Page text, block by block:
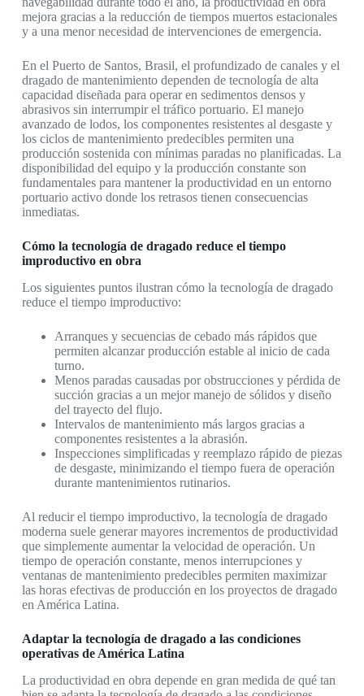
mejora gracias a la reducción de tiempos muertos estacionales
y a una menor necesidad de intervenciones de emergencia.
En el Puerto de Santos, Brasil, el profundizado de canales y el
dragado de mantenimiento dependen de tecnología de alta
capacidad diseñada para operar en sedimentos densos y
abrasivos sin interrumpir el tráfico portuario. El manejo
avanzado de lodos, los componentes resistentes al desgaste y
los ciclos de mantenimiento predecibles permiten una
producción sostenida con mínimas paradas no planificadas. La
disponibilidad del equipo y la producción constante son
fundamentales para mantener la productividad en un entorno
portuario activo donde los retrasos tienen consecuencias
inmediatas.
Cómo la tecnología de dragado reduce el tiempo
improductivo en obra
Los siguientes puntos ilustran cómo la tecnología de dragado
reduce el tiempo improductivo:
Arranques y secuencias de cebado más rápidos que
permiten alcanzar producción estable al inicio de cada
turno.
Menos paradas causadas por obstrucciones y pérdida de
succión gracias a un mejor manejo de sólidos y diseño
del trayecto del flujo.
Intervalos de mantenimiento más largos gracias a
componentes resistentes a la abrasión.
Inspecciones simplificadas y reemplazo rápido de piezas
de desgaste, minimizando el tiempo fuera de operación
durante mantenimientos rutinarios.
Al reducir el tiempo improductivo, la tecnología de dragado
moderna suele generar mayores incrementos de productividad
que simplemente aumentar la velocidad de operación. Un
tiempo de operación constante, menos interrupciones y
ventanas de mantenimiento predecibles permiten maximizar
las horas efectivas de producción en los proyectos de dragado
en América Latina.
Adaptar la tecnología de dragado a las condiciones
operativas de América Latina
La productividad en obra depende en gran medida de qué tan